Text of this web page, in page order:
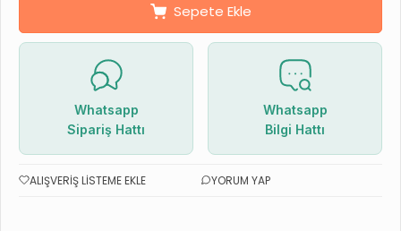
Sepete Ekle
Whatsapp
Sipariş Hattı
Whatsapp
Bilgi Hattı
ALIŞVERIŞ LISTEME EKLE YORUM YAP